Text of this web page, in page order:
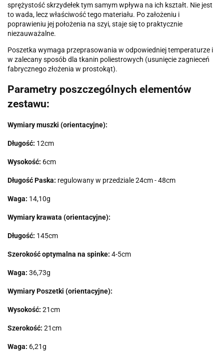
sprężystość skrzydełek tym samym wpływa na ich kształt. Nie jest
to wada, lecz właściwość tego materiału. Po założeniu i
poprawieniu jej położenia na szyi, staje się to praktycznie
niezauważalne.
Poszetka wymaga przeprasowania w odpowiedniej temperaturze i
w zalecany sposób dla tkanin poliestrowych (usunięcie zagnieceń
fabrycznego złożenia w prostokąt).
Parametry poszczególnych elementów
zestawu:
Wymiary muszki (orientacyjne):
Długość: 12cm
Wysokość: 6cm
Długość Paska: regulowany w przedziale 24cm - 48cm
Waga: 14,10g
Wymiary krawata (orientacyjne):
Długość: 145cm
Szerokość optymalna na spinke: 4-5cm
Waga: 36,73g
Wymiary Poszetki (orientacyjne):
Wysokość: 21cm
Szerokość: 21cm
Waga: 6,21g